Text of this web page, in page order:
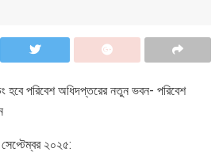
হবে পরিবেশ অধিদপ্তরের নতুন ভবন- পরিবেশ
সেপ্টেম্বর ২০২৫: